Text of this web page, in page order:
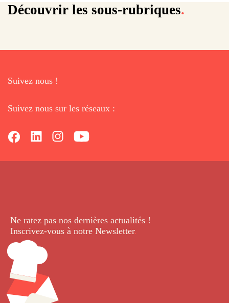
Découvrir les sous-rubriques.
Quiches
Tartes aux oignons
Tartes tatin salée
Tartes tatin d'endives
Flamiches
Quiches lorraine
Suivez nous !
Suivez nous sur les réseaux :
Ne ratez pas nos dernières actualités !
Inscrivez-vous à notre Newsletter.